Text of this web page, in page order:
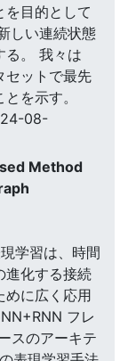
を目的として
しい連続状態
る。 我々は
セットで最先
を示す。
08-
Method
学習は、時間
進化する接続
めに広く応用
フレ
スのアーキテ